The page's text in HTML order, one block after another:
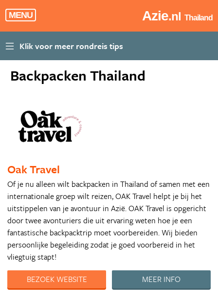
MENU Azie.nl Thailand
Backpacken Thailand
Oak Travel
Of je nu alleen wilt backpacken in Thailand of samen met een
internationale groep wilt reizen, OAK Travel helpt je bij het
uitstippelen van je avontuur in Azië. OAK Travel is opgericht
door twee avonturiers die uit ervaring weten hoe je een
fantastische backpacktrip moet voorbereiden. Wij bieden
persoonlijke begeleiding zodat je goed voorbereid in het
vliegtuig stapt!
BEZOEK WEBSITE
MEER INFO